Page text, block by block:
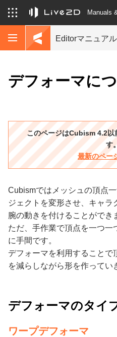
Manuals
Editorマニュアル
デフォーマに
このページはCubism 4.2以
す
最新のペー
Cubismではメッシュの頂点
ジェクトを変形させ、キャラ
腕の動きを付けることができ
ただ、手作業で頂点を一つ一
に手間です。
デフォーマを利用することで
を減らしながら形を作ってい
デフォーマのタイ
ワープデフォーマ